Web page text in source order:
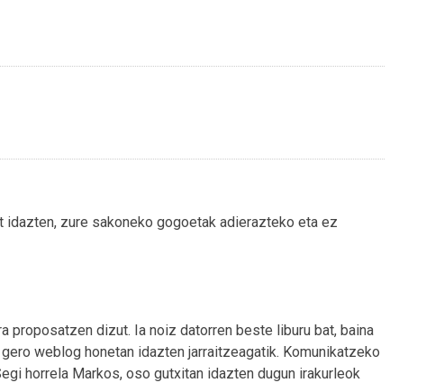
zure sakoneko gogoetak adierazteko eta ez
proposatzen dizut. Ia noiz datorren beste liburu bat, baina
weblog honetan idazten jarraitzeagatik. Komunikatzeko
horrela Markos, oso gutxitan idazten dugun irakurleok